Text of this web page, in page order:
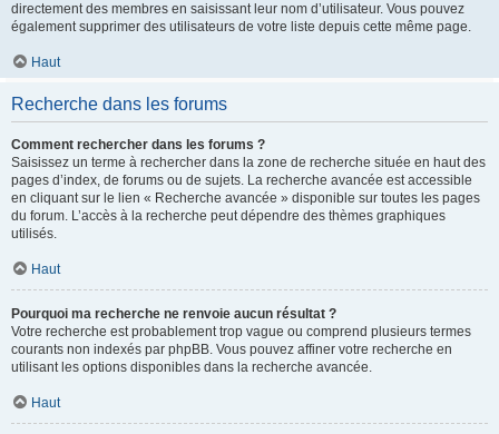
directement des membres en saisissant leur nom d’utilisateur. Vous pouvez
également supprimer des utilisateurs de votre liste depuis cette même page.
Haut
Recherche dans les forums
Comment rechercher dans les forums ?
Saisissez un terme à rechercher dans la zone de recherche située en haut des
pages d’index, de forums ou de sujets. La recherche avancée est accessible
en cliquant sur le lien « Recherche avancée » disponible sur toutes les pages
du forum. L’accès à la recherche peut dépendre des thèmes graphiques
utilisés.
Haut
Pourquoi ma recherche ne renvoie aucun résultat ?
Votre recherche est probablement trop vague ou comprend plusieurs termes
courants non indexés par phpBB. Vous pouvez affiner votre recherche en
utilisant les options disponibles dans la recherche avancée.
Haut